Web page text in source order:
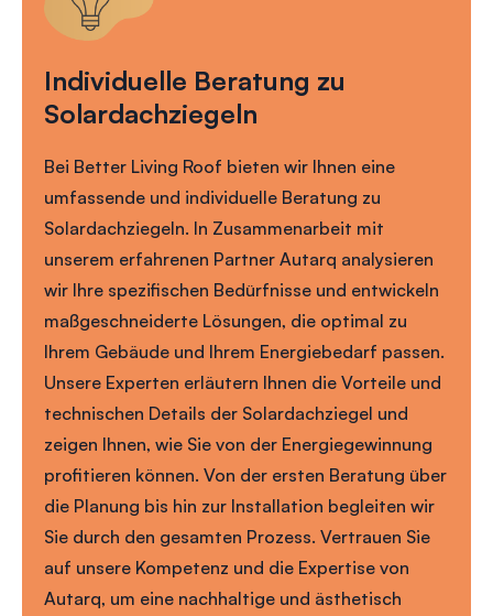
Individuelle Beratung zu
Solardachziegeln
Bei Better Living Roof bieten wir Ihnen eine
umfassende und individuelle Beratung zu
Solardachziegeln. In Zusammenarbeit mit
unserem erfahrenen Partner Autarq analysieren
wir Ihre spezifischen Bedürfnisse und entwickeln
maßgeschneiderte Lösungen, die optimal zu
Ihrem Gebäude und Ihrem Energiebedarf passen.
Unsere Experten erläutern Ihnen die Vorteile und
technischen Details der Solardachziegel und
zeigen Ihnen, wie Sie von der Energiegewinnung
profitieren können. Von der ersten Beratung über
die Planung bis hin zur Installation begleiten wir
Sie durch den gesamten Prozess. Vertrauen Sie
auf unsere Kompetenz und die Expertise von
Autarq, um eine nachhaltige und ästhetisch